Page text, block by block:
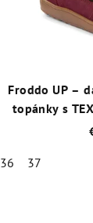
Froddo UP –
topánky s
36
37